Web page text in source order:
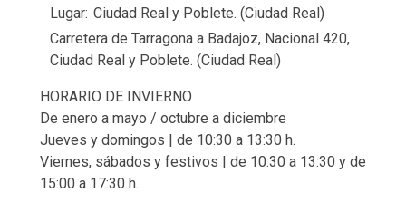
Lugar Ciudad Real y Poblete. (Ciudad Real)
Carretera de Tarragona a Badajoz, Nacional 420,
Ciudad Real y Poblete. (Ciudad Real)
HORARIO DE INVIERNO
De enero a mayo / octubre a diciembre
Jueves y domingos | de 10:30 a 13:30 h.
Viernes, sábados y festivos | de 10:30 a 13:30 y de
15:00 a 17:30 h.